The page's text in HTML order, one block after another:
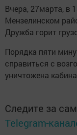
Вчера, 27марта, в
Мензелинском
Дружба горит
Порядка пяти
справиться с
уничтожена
Следите за
Telegram-